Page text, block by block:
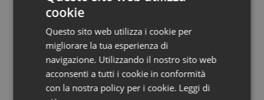
raccomandazioni al Presidente su come garantire al
meglio che i produttori paghino rimborsi accurati per i
farmaci Medicaid, in conformità con la sezione 1927 del
Social Security Act, promuovano l’innovazione nelle
metodologie di pagamento dei farmaci Medicaid,
colleghino i pagamenti per i farmaci al valore ottenuto
e supportino gli Stati nella gestione della spesa
cookie
Questo sito web utilizza i cookie per
migliorare la tua esperienza di
navigazione. Utilizzando il nostro sito web
acconsenti a tutti i cookie in conformità
con la nostra policy per i cookie. Leggi di